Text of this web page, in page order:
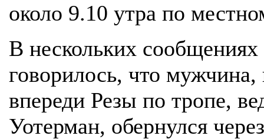
около 9.10 утра по
В нескольких
говорилось, что
впереди Резы по тропе,
Уотерман, обернулся